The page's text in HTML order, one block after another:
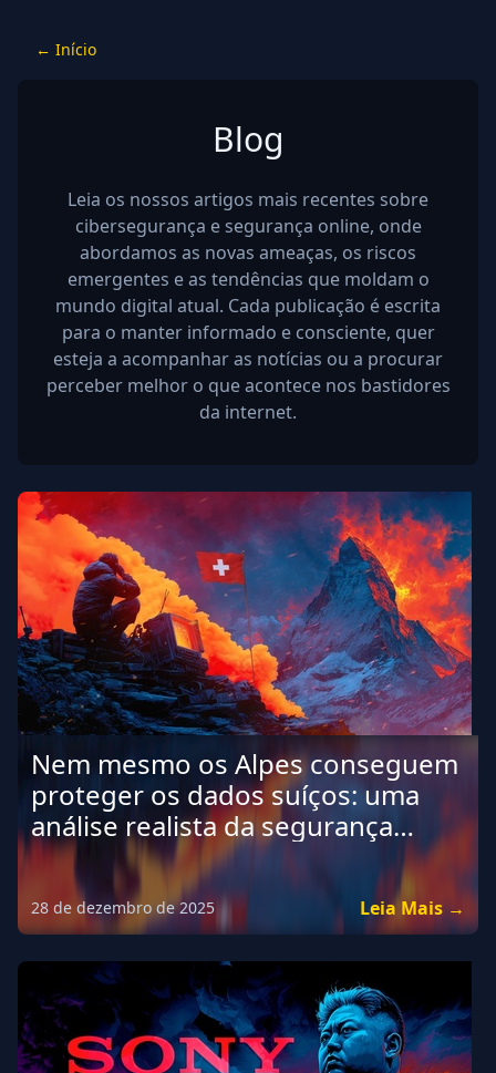
← Início
Blog
Leia os nossos artigos mais recentes sobre
cibersegurança e segurança online, onde
abordamos as novas ameaças, os riscos
emergentes e as tendências que moldam o
mundo digital atual. Cada publicação é escrita
para o manter informado e consciente, quer
esteja a acompanhar as notícias ou a procurar
perceber melhor o que acontece nos bastidores
da internet.
Nem mesmo os Alpes conseguem
proteger os dados suíços: uma
análise realista da segurança
cibernética na Suíça.
28 de dezembro de 2025 Leia Mais →